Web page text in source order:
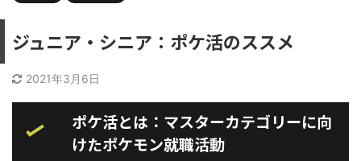
ジュニア・シニア：ポケ活のススメ
2021年3月6日
ポケ活とは：マスターカテゴリーに向
けたポケモン就職活動